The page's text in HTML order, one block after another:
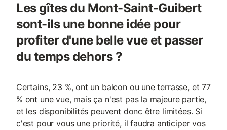
Les gîtes du Mont-Saint-Guibert
sont-ils une bonne idée pour
profiter d'une belle vue et passer
du temps dehors ?
Certains, 23 %, ont un balcon ou une terrasse, et 77
% ont une vue, mais ça n'est pas la majeure partie,
et les disponibilités peuvent donc être limitées. Si
c'est pour vous une priorité, il faudra anticiper vos